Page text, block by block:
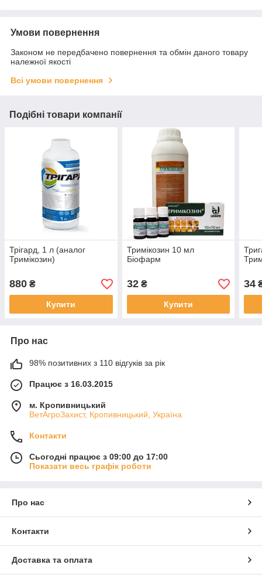
Умови повернення
Законом не передбачено повернення та обмін даного товару
належної якості
Всі умови повернення
Подібні товари компанії
Трігард, 1 л (аналог
Тримікозин)
880 ₴
Купити
Тримікозин 10 мл
Біофарм
32₴
Купити
34
Про нас
98% позитивних з 110 відгуків за рік
Працює з 16.03.2015
м. Кропивницький
ВетАгроЗахист, Кропивницький, Україна
Контакти
Сьогодні працює з 09:00 до 17:00
Показати весь графік роботи
Про нас
Контакти
Доставка та оплата